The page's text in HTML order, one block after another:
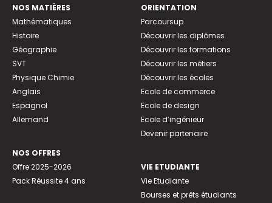
NOS MATIÈRES
Mathématiques
Histoire
Géographie
SVT
Physique Chimie
Anglais
Espagnol
Allemand
NOS OFFRES
Offre 2025-2026
Pack Réussite 4 ans
ORIENTATION
Parcoursup
Découvrir les diplômes
Découvrir les formations
Découvrir les métiers
Découvrir les écoles
Ecole de commerce
Ecole de design
Ecole d’ingénieur
Devenir partenaire
VIE ETUDIANTE
Vie Etudiante
Bourses et prêts étudiants